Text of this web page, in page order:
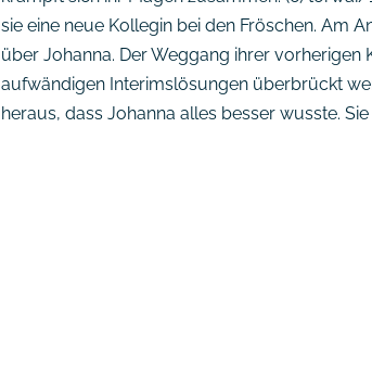
sie eine neue Kollegin bei den Fröschen. Am
über Johanna. Der Weggang ihrer vorherigen
aufwändigen Interimslösungen überbrückt
heraus, dass Johanna alles besser wusste. Sie